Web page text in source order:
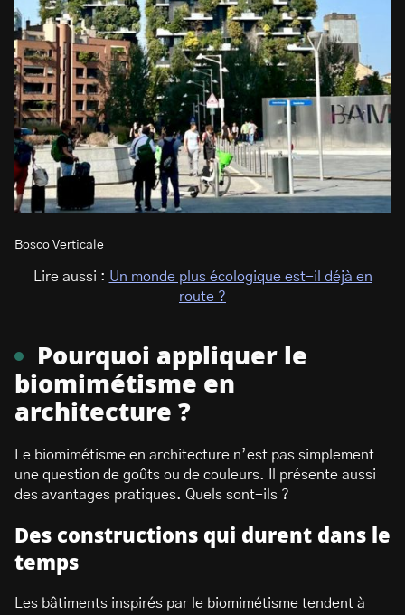
Bosco Verticale
Lire aussi : Un monde plus écologique est-il déjà en
route ?
Pourquoi appliquer le
biomimétisme en
architecture ?
Le biomimétisme en architecture n’est pas simplement
une question de goûts ou de couleurs. Il présente aussi
des avantages pratiques. Quels sont-ils ?
Des constructions qui durent dans le
temps
Les bâtiments inspirés par le biomimétisme tendent à